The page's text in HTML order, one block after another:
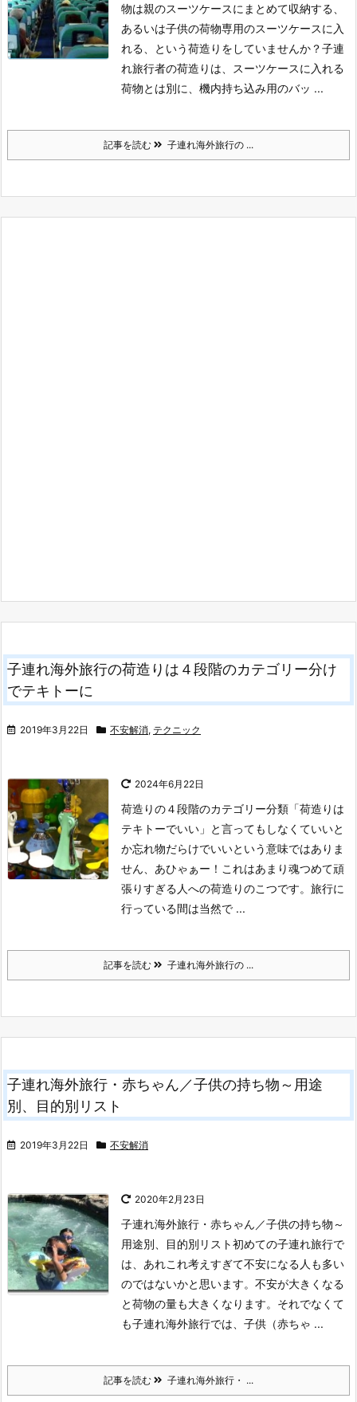
物は親のスーツケースにまとめて収納する、
あるいは子供の荷物専用のスーツケースに入
れる、という荷造りをしていませんか？子連
れ旅行者の荷造りは、スーツケースに入れる
荷物とは別に、機内持ち込み用のバッ ...
記事を読む 子連れ海外旅行の ...
子連れ海外旅行の荷造りは４段階のカテゴリー分け
でテキトーに
2019年3月22日 不安解消, テクニック
2024年6月22日
荷造りの４段階のカテゴリー分類 「荷造りは
テキトーでいい」と言ってもしなくていいと
か忘れ物だらけでいいという意味ではありま
せん、あひゃぁー！ これはあまり魂つめて頑
張りすぎる人への荷造りのこつです。旅行に
行っている間は当然で ...
記事を読む 子連れ海外旅行の ...
子連れ海外旅行・赤ちゃん／子供の持ち物～用途
別、目的別リスト
2019年3月22日 不安解消
2020年2月23日
子連れ海外旅行・赤ちゃん／子供の持ち物～
用途別、目的別リスト初めての子連れ旅行で
は、あれこれ考えすぎて不安になる人も多い
のではないかと思います。不安が大きくなる
と荷物の量も大きくなります。それでなくて
も子連れ海外旅行では、子供（赤ちゃ ...
記事を読む 子連れ海外旅行・ ...